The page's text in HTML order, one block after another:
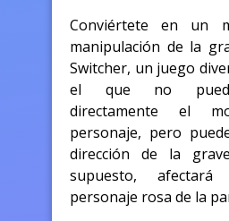
Conviértete en un
manipulación de la
Switcher, un juego
el que no
directamente el
personaje, pero
dirección de la
supuesto,
personaje rosa de la